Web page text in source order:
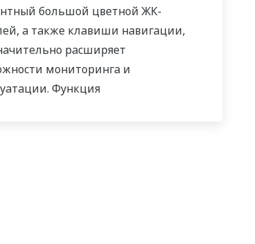
большой цветной ЖК-
а также клавиши навигации,
расширяет
мониторинга и
Функция